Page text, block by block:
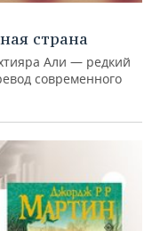
страна
Али — редкий
современного